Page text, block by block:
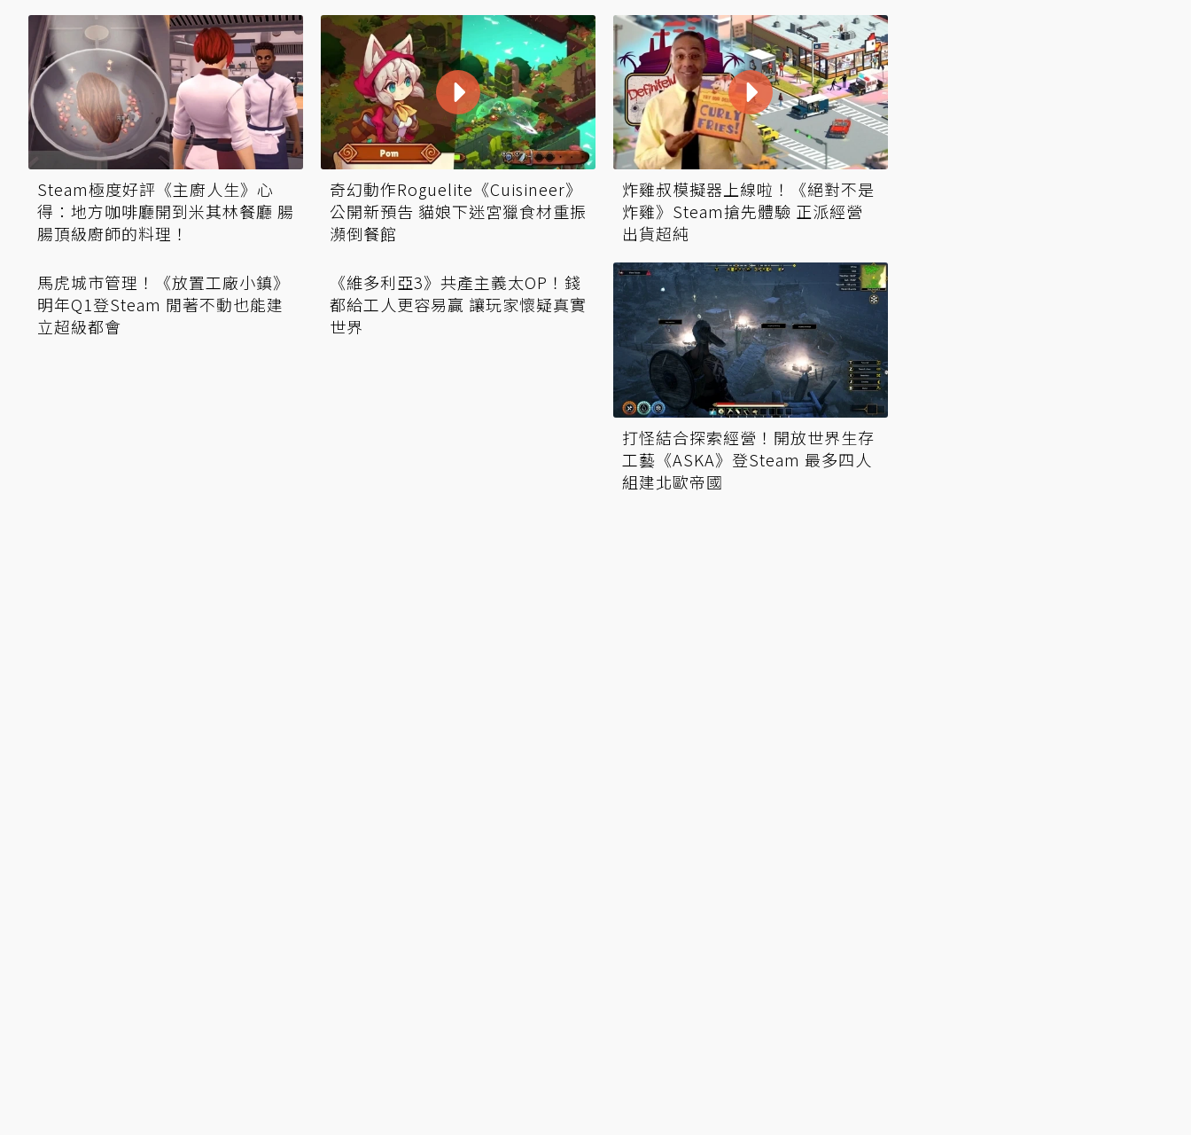
Steam極度好評《主廚人生》心
得：地方咖啡廳開到米其林餐廳 腸
腸頂級廚師的料理！
奇幻動作Roguelite《Cuisineer》
公開新預告 貓娘下迷宮獵食材重振
瀕倒餐館
炸雞叔模擬器上線啦！《絕對不是
炸雞》Steam搶先體驗 正派經營
出貨超純
《維多利亞3》共產主義太OP！錢
都給工人更容易贏 讓玩家懷疑真實
世界
打怪結合探索經營！開放世界生存
工藝《ASKA》登Steam 最多四人
組建北歐帝國